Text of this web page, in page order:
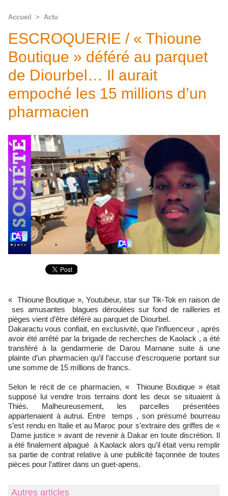
Accueil > Actu
ESCROQUERIE / « Thioune
Boutique » déféré au parquet
de Diourbel… Il aurait
empoché les 15 millions d’un
pharmacien
« Thioune Boutique », Youtubeur, star sur Tik-Tok en raison de
ses amusantes blagues déroulées sur fond de railleries et
pièges vient d’être déféré au parquet de Diourbel.
Dakaractu vous confiait, en exclusivité, que l’influenceur , après
avoir été arrêté par la brigade de recherches de Kaolack , a été
transféré à la gendarmerie de Darou Marnane suite à une
plainte d’un pharmacien qu’il l’accuse d’escroquerie portant sur
une somme de 15 millions de francs.
Selon le récit de ce pharmacien, « Thioune Boutique » était
supposé lui vendre trois terrains dont les deux se situaient à
Thiés. Malheureusement, les parcelles présentées
appartenaient à autrui. Entre temps , son présumé bourreau
s’est rendu en Italie et au Maroc pour s’extraire des griffes de «
Dame justice » avant de revenir à Dakar en toute discrétion. Il
a été finalement alpagué à Kaolack alors qu’il était venu remplir
sa partie de contrat relative à une publicité façonnée de toutes
pièces pour l’attirer dans un guet-apens.
Autres articles